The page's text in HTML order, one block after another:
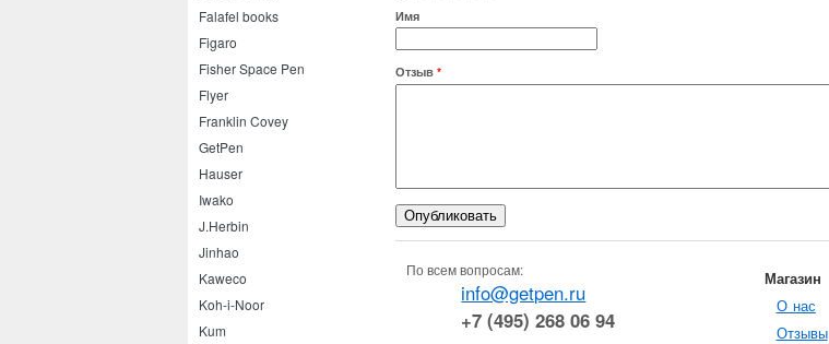
Falafel books
Figaro
Fisher Space Pen
Flyer
Franklin Covey
GetPen
Hauser
Iwako
J.Herbin
Jinhao
Kaweco
Koh-i-Noor
Kum
Имя
Отзыв *
По всем вопросам:
info@getpen.ru
+7 (495) 268 06 94
Магазин
О нас
Отзывы